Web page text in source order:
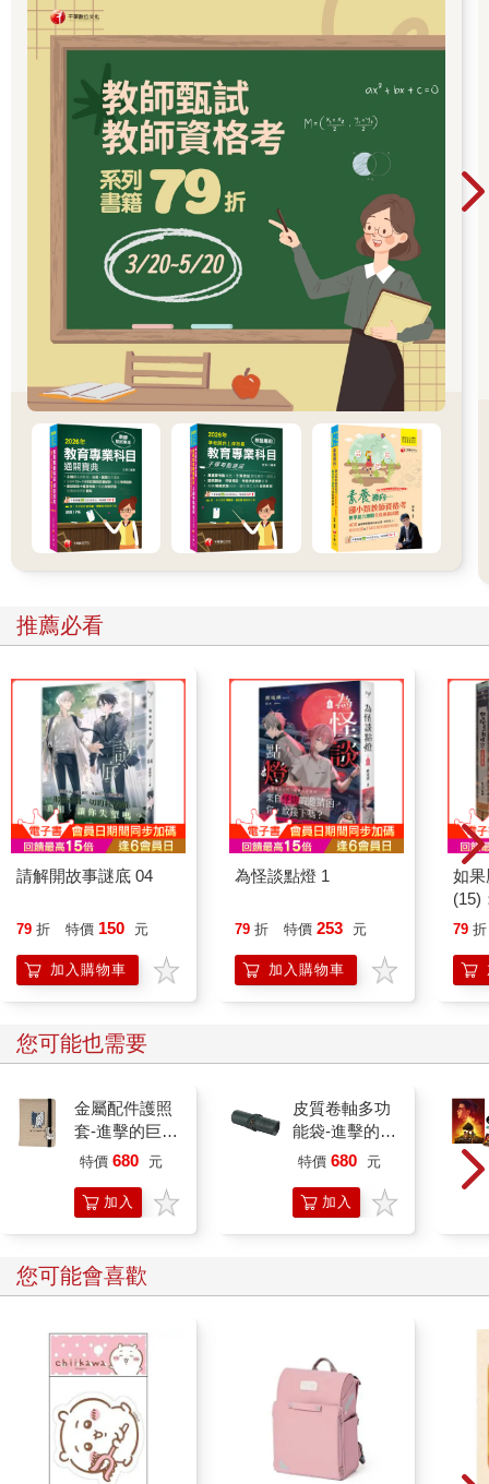
推薦必看
請解開故事謎底 04
79 折 特價 150 元
加入購物車
為怪談點燈 1
79 折 特價 253 元
加入購物車
如
(15)
貓
79 折
您可能也需要
金屬配件護照
套-進擊的巨人
A款(調查+超
特價 680 元
加入
購物
皮質卷軸多功
能袋-進擊的巨
人A款(調查
特價 680 元
加入
購物
您可能會喜歡